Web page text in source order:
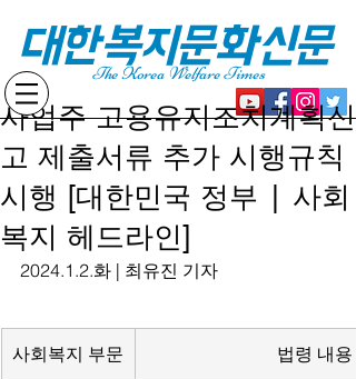
대한복지문화신문
The Korea Welfare Times
사업주 고용유지조치계획신
고 제출서류 추가 시행규칙
시행 [대한민국 정부 | 사회
복지 헤드라인]
2024.1.2.화 | 최유진 기자
사회복지 부문 법령 내용